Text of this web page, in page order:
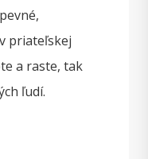
priateľskej
a raste, tak
ľudí.